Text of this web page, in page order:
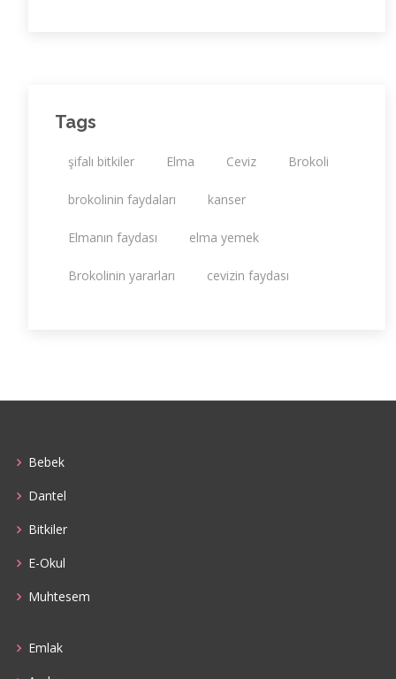
Tags
şifalı bitkiler Elma Ceviz Brokoli
brokolinin faydaları kanser
Elmanın faydası elma yemek
Brokolinin yararları cevizin faydası
Bebek
Dantel
Bitkiler
E-Okul
Muhtesem
Emlak